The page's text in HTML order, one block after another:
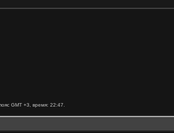
GMT +3, время: 22:47